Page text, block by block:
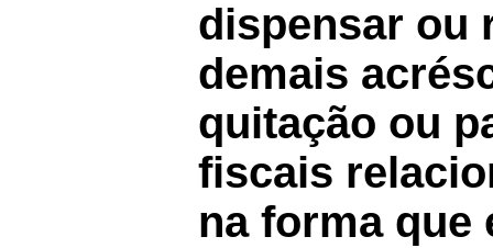
dispensar ou
demais
quitação ou
fiscais
na forma que